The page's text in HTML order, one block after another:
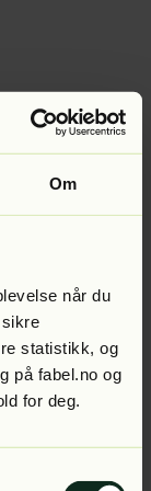
Om
når du
statistikk, og
på fabel.no og
for deg.